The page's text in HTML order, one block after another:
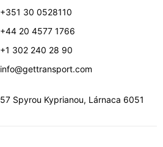
+351 30 0528110
+44 20 4577 1766
+1 302 240 28 90
info@gettransport.com
57 Spyrou Kyprianou, Lárnaca 6051